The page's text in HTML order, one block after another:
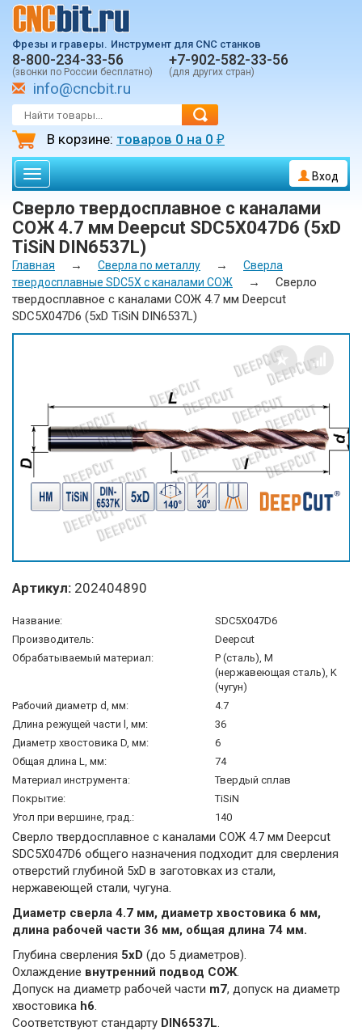
Фрезы и граверы. Инструмент для CNC станков
8-800-234-33-56
(звонки по России бесплатно)
+7-902-582-33-56
(для других стран)
info@cncbit.ru
В корзине: товаров 0 на 0 ₽
Toggle
navigation
Вход
Сверло твердосплавное с каналами
СОЖ 4.7 мм Deepcut SDС5X047D6 (5xD
TiSiN DIN6537L)
Главная → Сверла по металлу →
Сверла
твердосплавные SDС5X с каналами СОЖ
→
Сверло
твердосплавное с каналами СОЖ 4.7 мм Deepcut
SDС5X047D6 (5xD TiSiN DIN6537L)
Артикул: 202404890
Название:
SDС5X047D6
Производитель:
Deepcut
Обрабатываемый материал:
P (сталь), M
(нержавеющая сталь), K
(чугун)
Рабочий диаметр d, мм:
4.7
Длина режущей части l, мм:
36
Диаметр хвостовика D, мм:
6
Общая длина L, мм:
74
Материал инструмента:
Твердый сплав
Покрытие:
TiSiN
Угол при вершине, град.:
140
Сверло твердосплавное с каналами СОЖ 4.7 мм Deepcut
SDС5X047D6 общего назначения подходит для сверления
отверстий глубиной 5xD в заготовках из стали,
нержавеющей стали, чугуна.
Диаметр сверла 4.7 мм, диаметр хвостовика 6 мм,
длина рабочей части 36 мм, общая длина 74 мм.
Глубина сверления 5xD (до 5 диаметров).
Охлаждение внутренний подвод СОЖ.
Допуск на диаметр рабочей части m7, допуск на диаметр
хвостовика h6.
Соответствуют стандарту DIN6537L.